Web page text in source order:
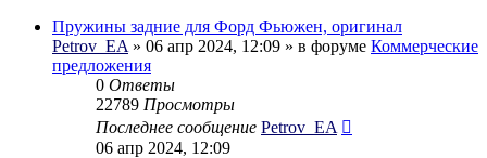
Пружины задние для Форд Фьюжен, оригинал
Petrov_EA » 06 апр 2024, 12:09 » в форуме Коммерческие
предложения
0 Ответы
22789 Просмотры
Последнее сообщение Petrov_EA
06 апр 2024, 12:09